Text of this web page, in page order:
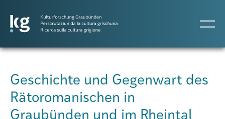
Atlas GR
Geschichte und Gegenwart des
Rätoromanischen in
Graubünden und im Rheintal